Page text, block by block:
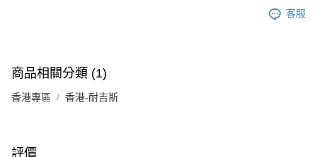
客服
商品相關分類 (1)
香港專區 香港-耐吉斯
評價